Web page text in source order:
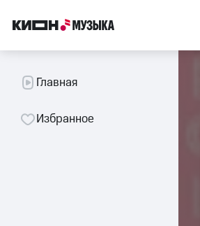
Главная
Избранное